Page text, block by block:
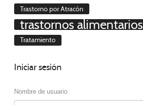
Trastorno por Atracón
trastornos alimentarios
Tratamiento
Iniciarsesión
Nombre de usuario